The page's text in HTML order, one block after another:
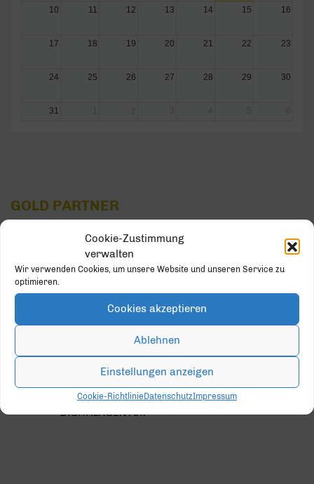
Cookie-Zustimmung
verwalten
Wir verwenden Cookies, um unsere Website und unseren Service zu
optimieren.
Cookies akzeptieren
Ablehnen
Einstellungen anzeigen
Cookie-RichtlinieDatenschutzImpressum
10 11 12 13 14 15 16
17 18 19 20 21 22 23
24 25 26 27 28 29 30
31
GOLD PARTNER
SILBER PARTNER